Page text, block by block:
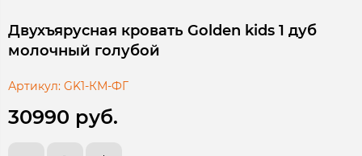
Двухъярусная кровать Golden kids 1 дуб
молочный голубой
Артикул: GK1-КМ-ФГ
30990 руб.